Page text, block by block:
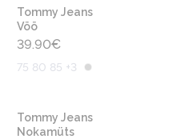
Tommy Jeans
Vöö
39.90€
75 80 85 +3
Tommy Jeans
Nokamüts